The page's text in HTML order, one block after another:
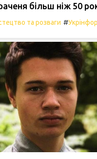
більш ніж 50
та розваги #